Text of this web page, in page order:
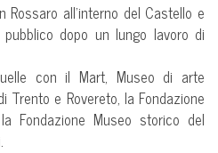
all’interno del Castello e
dopo un lungo lavoro di
con il Mart, Museo di arte
Trento e Rovereto, la Fondazione
Fondazione Museo storico del